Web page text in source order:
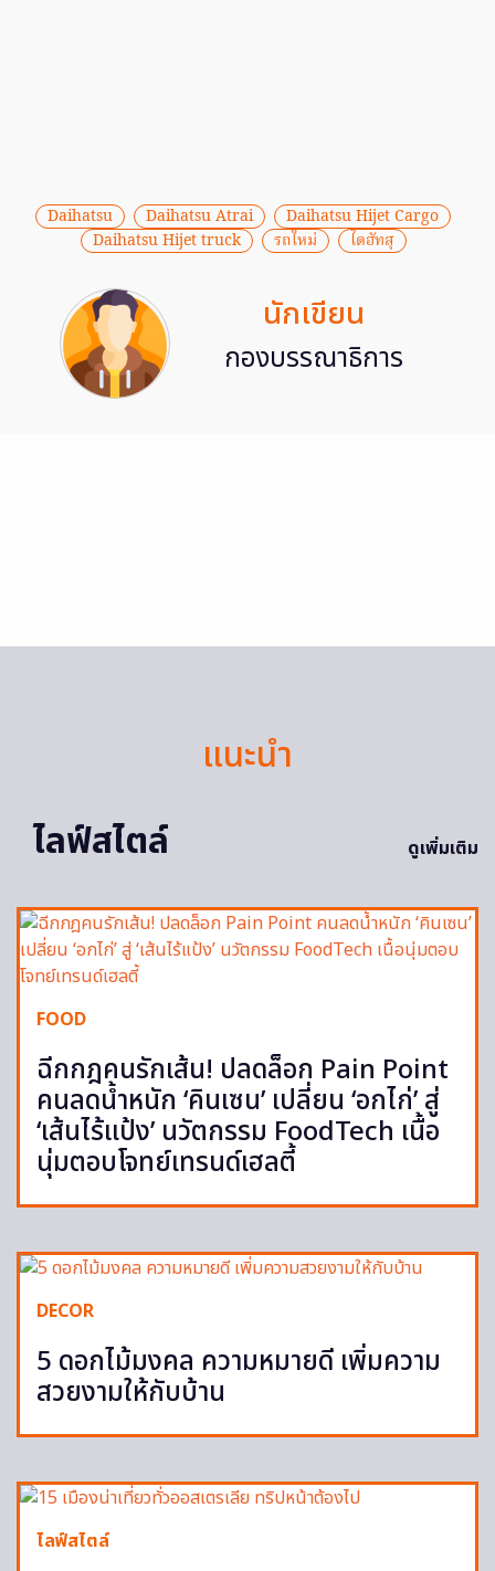
Daihatsu Daihatsu Atrai
Daihatsu Hijet Cargo
Daihatsu Hijet truck
รถใหม่ ไดฮัทสุ
นักเขียน
กองบรรณาธิการ
แนะนำ
ไลฟ์สไตล์
ดูเพิ่มเติม
FOOD
ฉีกกฎคนรักเส้น! ปลดล็อก Pain Point
คนลดน้ำหนัก ‘คินเซน’ เปลี่ยน ‘อกไก่’ สู่
‘เส้นไร้แป้ง’ นวัตกรรม FoodTech เนื้อ
นุ่มตอบโจทย์เทรนด์เฮลตี้
DECOR
5 ดอกไม้มงคล ความหมายดี เพิ่มความ
สวยงามให้กับบ้าน
ไลฟ์สไตล์